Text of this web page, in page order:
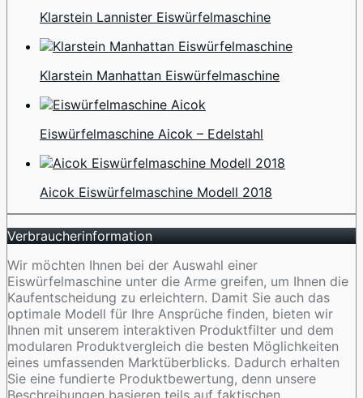
Klarstein Lannister Eiswürfelmaschine
Klarstein Manhattan Eiswürfelmaschine
Eiswürfelmaschine Aicok – Edelstahl
Aicok Eiswürfelmaschine Modell 2018
Verbraucherinformation
Wir möchten Ihnen bei der Auswahl einer
Eiswürfelmaschine unter die Arme greifen, um Ihnen die
Kaufentscheidung zu erleichtern. Damit Sie auch das
optimale Modell für Ihre Ansprüche finden, bieten wir
Ihnen mit unserem interaktiven Produktfilter und dem
modularen Produktvergleich die besten Möglichkeiten
eines umfassenden Marktüberblicks. Dadurch erhalten
Sie eine fundierte Produktbewertung, denn unsere
Beschreibungen basieren teils auf faktischen